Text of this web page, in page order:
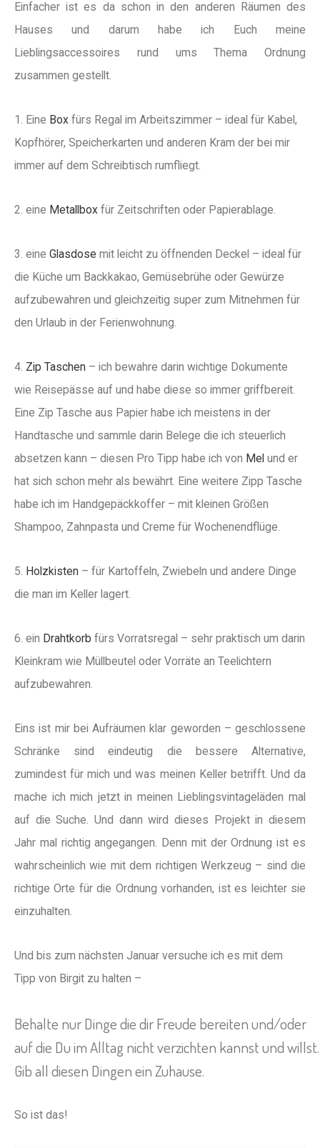
Einfacher ist es da schon in den anderen Räumen des
Hauses und darum habe ich Euch meine
Lieblingsaccessoires rund ums Thema Ordnung
zusammen gestellt.
1. Eine Box fürs Regal im Arbeitszimmer – ideal für Kabel,
Kopfhörer, Speicherkarten und anderen Kram der bei mir
immer auf dem Schreibtisch rumfliegt.
2. eine Metallbox für Zeitschriften oder Papierablage.
3. eine Glasdose mit leicht zu öffnenden Deckel – ideal für
die Küche um Backkakao, Gemüsebrühe oder Gewürze
aufzubewahren und gleichzeitig super zum Mitnehmen für
den Urlaub in der Ferienwohnung.
4. Zip Taschen – ich bewahre darin wichtige Dokumente
wie Reisepässe auf und habe diese so immer griffbereit.
Eine Zip Tasche aus Papier habe ich meistens in der
Handtasche und sammle darin Belege die ich steuerlich
absetzen kann – diesen Pro Tipp habe ich von Mel und er
hat sich schon mehr als bewährt. Eine weitere Zipp Tasche
habe ich im Handgepäckkoffer – mit kleinen Größen
Shampoo, Zahnpasta und Creme für Wochenendflüge.
5. Holzkisten – für Kartoffeln, Zwiebeln und andere Dinge
die man im Keller lagert.
6. ein Drahtkorb fürs Vorratsregal – sehr praktisch um darin
Kleinkram wie Müllbeutel oder Vorräte an Teelichtern
aufzubewahren.
Eins ist mir bei Aufräumen klar geworden – geschlossene
Schränke sind eindeutig die bessere Alternative,
zumindest für mich und was meinen Keller betrifft. Und da
mache ich mich jetzt in meinen Lieblingsvintageläden mal
auf die Suche. Und dann wird dieses Projekt in diesem
Jahr mal richtig angegangen. Denn mit der Ordnung ist es
wahrscheinlich wie mit dem richtigen Werkzeug – sind die
richtige Orte für die Ordnung vorhanden, ist es leichter sie
einzuhalten.
Und bis zum nächsten Januar versuche ich es mit dem
Tipp von Birgit zu halten –
Behalte nur Dinge die dir Freude bereiten und/oder
auf die Du im Alltag nicht verzichten kannst und willst.
Gib all diesen Dingen ein Zuhause.
So ist das!